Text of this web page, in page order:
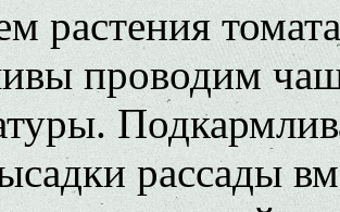
растения
проводим
рассады